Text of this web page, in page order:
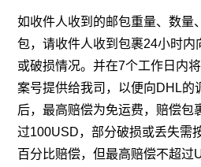
如收件人收到的邮包重量、数量
包，请收件人收到包裹24小时
或破损情况。并在7个工作日内
案号提供给我司，以便向DHL的
后，最高赔偿为免运费，赔偿包
过100USD，部分破损或丢失需
百分比赔偿，但最高赔偿不超过